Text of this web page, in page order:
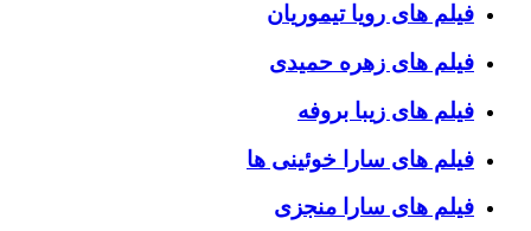
فیلم های رویا تیموریان
فیلم های زهره حمیدی
فیلم های زیبا بروفه
فیلم های سارا خوئینی ها
فیلم های سارا منجزی